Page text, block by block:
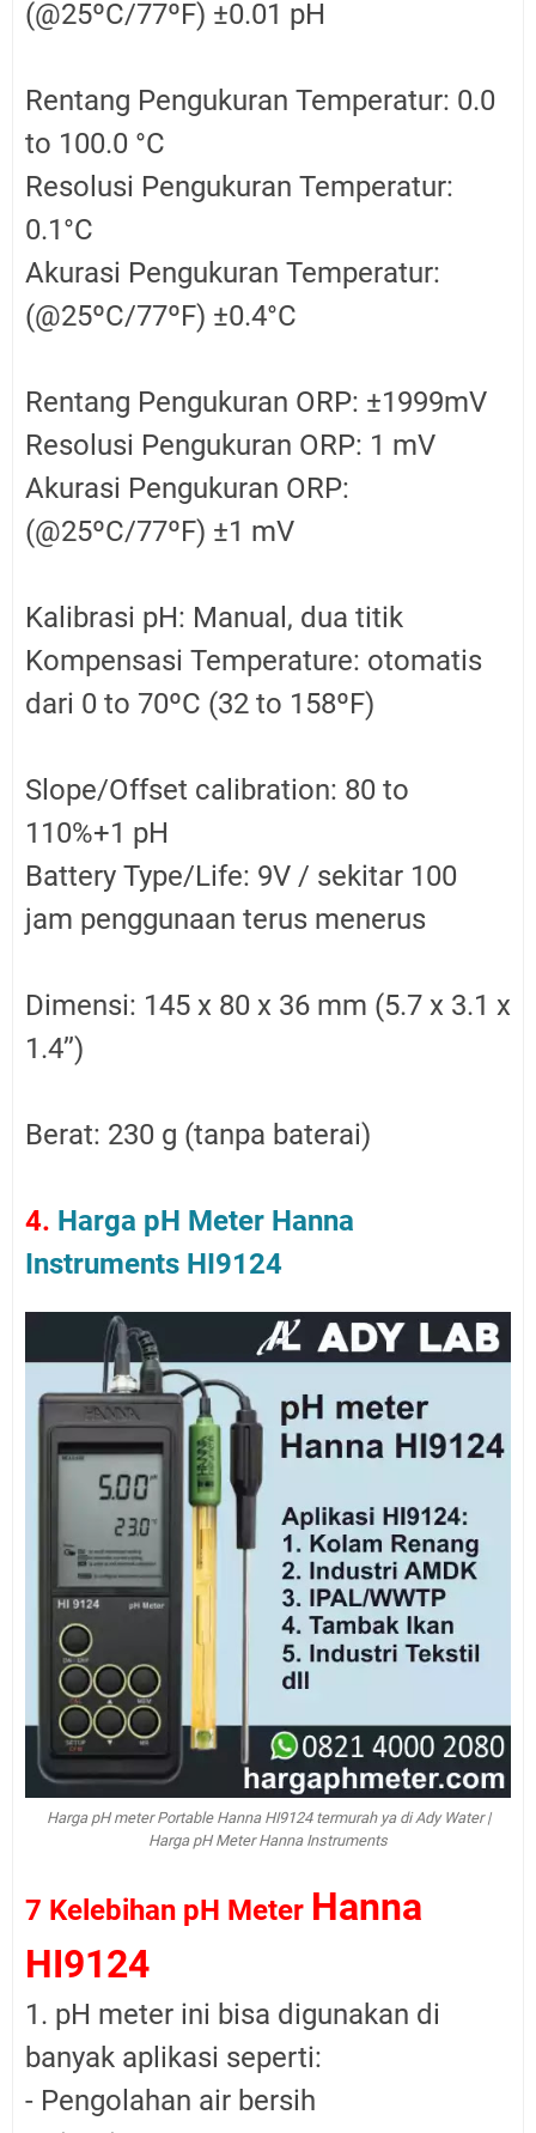
(@25ºC/77ºF) ±0.01 pH
Rentang Pengukuran Temperatur: 0.0
to 100.0 °C
Resolusi Pengukuran Temperatur:
0.1°C
Akurasi Pengukuran Temperatur:
(@25ºC/77ºF) ±0.4°C
Rentang Pengukuran ORP: ±1999mV
Resolusi Pengukuran ORP: 1 mV
Akurasi Pengukuran ORP:
(@25ºC/77ºF) ±1 mV
Kalibrasi pH: Manual, dua titik
Kompensasi Temperature: otomatis
dari 0 to 70ºC (32 to 158ºF)
Slope/Offset calibration: 80 to
110%+1 pH
Battery Type/Life: 9V / sekitar 100
jam penggunaan terus menerus
Dimensi: 145 x 80 x 36 mm (5.7 x 3.1 x
1.4’’)
Berat: 230 g (tanpa baterai)
4. Harga pH Meter Hanna
Instruments HI9124
Harga pH meter Portable Hanna HI9124 termurah ya di Ady Water |
Harga pH Meter Hanna Instruments
7 Kelebihan pH Meter Hanna
HI9124
1. pH meter ini bisa digunakan di
banyak aplikasi seperti:
- Pengolahan air bersih